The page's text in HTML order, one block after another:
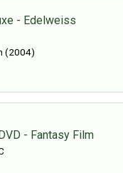
- Edelweiss
(2004)
- Fantasy Film